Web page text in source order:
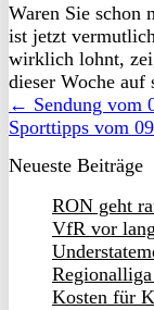
Waren Sie schon
ist jetzt
wirklich lohnt,
dieser Woche auf
← Sendung vom
Sporttipps vom
Neueste Beiträge
RON geht
VfR vor
Kosten für